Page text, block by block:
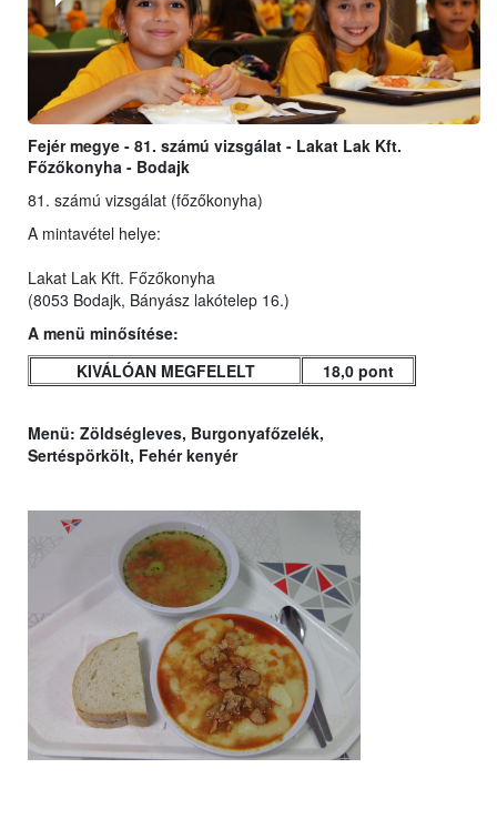
Fejér megye - 81. számú vizsgálat - Lakat Lak Kft.
Főzőkonyha - Bodajk
81. számú vizsgálat (főzőkonyha)
A mintavétel helye:
Lakat Lak Kft. Főzőkonyha
(8053 Bodajk, Bányász lakótelep 16.)
A menü minősítése:
KIVÁLÓAN MEGFELELT
18,0 pont
Menü: Zöldségleves, Burgonyafőzelék,
Sertéspörkölt, Fehér kenyér